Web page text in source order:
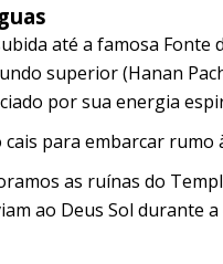
até a famosa
superior (Hanan
por sua energia
cais para embarcar
as ruínas do
ao Deus Sol durante